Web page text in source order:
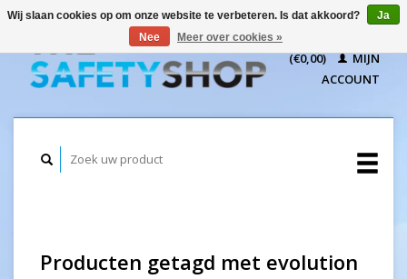
(€0,00)
MIJN
ACCOUNT
Producten getagd met evolution
Wij slaan cookies op om onze website te verbeteren. Is dat akkoord?
Ja
Nee
Meer over cookies »